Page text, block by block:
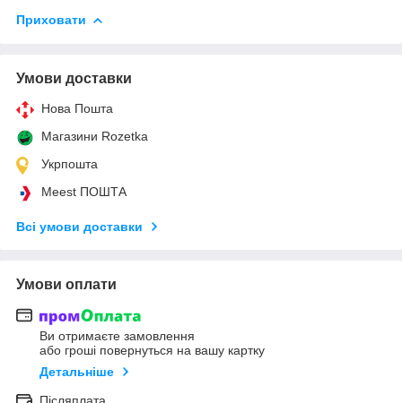
Приховати
Умови доставки
Нова Пошта
Магазини Rozetka
Укрпошта
Meest ПОШТА
Всі умови доставки
Умови оплати
Ви отримаєте замовлення
або гроші повернуться на вашу картку
Детальніше